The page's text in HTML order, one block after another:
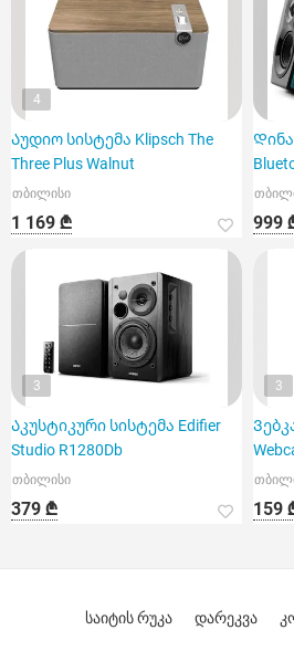
4
Აუდიო სისტემა Klipsch The
Three Plus Walnut
თბილისი
1 169 ₾ 999
3
Აკუსტიკური სისტემა Edifier
Studio R1280Db
თბილისი
379 ₾
3
159
საიტის რუკა დარეკვა